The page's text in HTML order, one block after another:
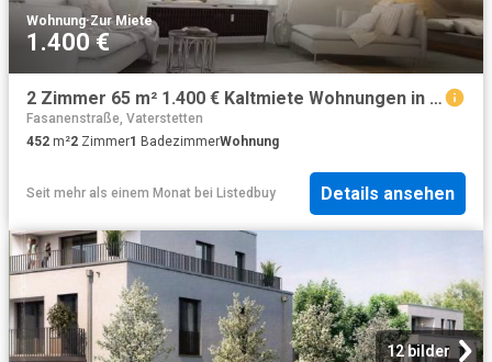
Wohnung·Zur Miete
1.400 €
2 Zimmer 65 m² 1.400 € Kaltmiete Wohnungen in München
Fasanenstraße, Vaterstetten
452 m²2 Zimmer1 BadezimmerWohnung
Seit mehr als einem Monat bei Listedbuy Details ansehen
12 bilder